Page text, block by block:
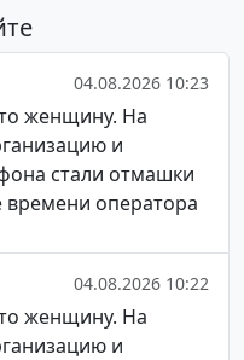
04.08.2026 10:23
женщину. На
и
стали отмашки
времени оператора
04.08.2026 10:22
женщину. На
и